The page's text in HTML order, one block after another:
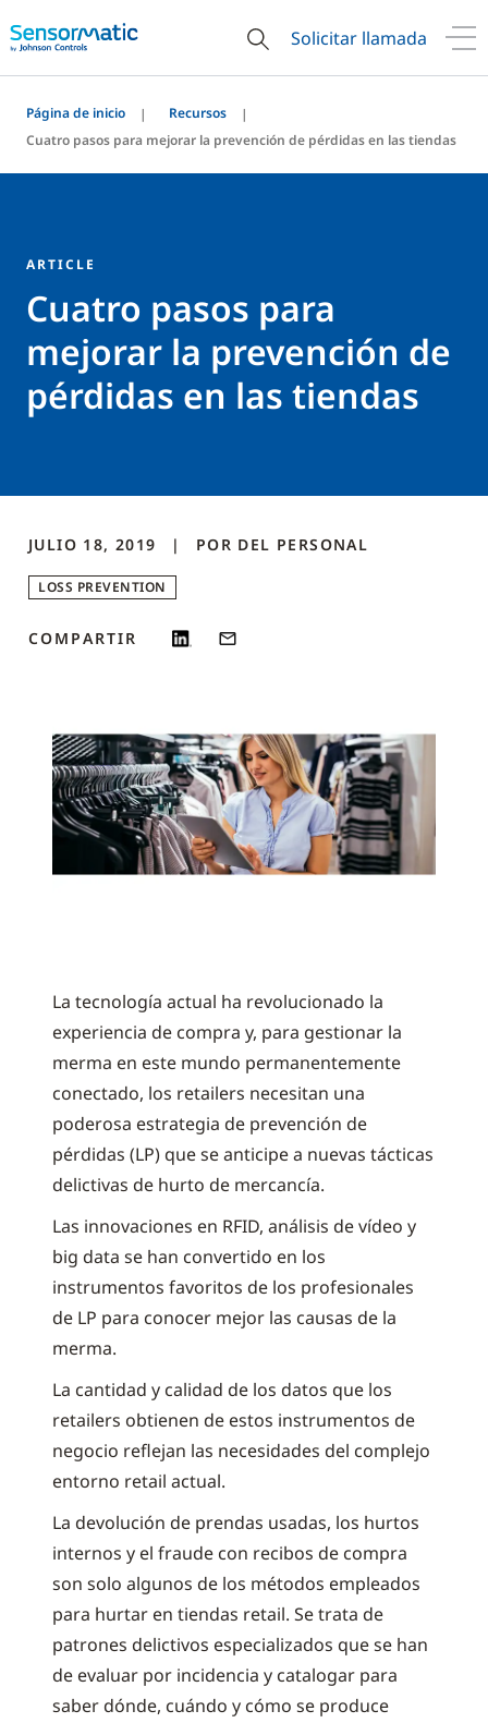
Solicitar llamada
Página de inicio
Recursos
Cuatro pasos para mejorar la prevención de pérdidas en las tiendas
ARTICLE
Cuatro pasos para
mejorar la prevención de
pérdidas en las tiendas
JULIO 18, 2019 POR DEL PERSONAL
LOSS PREVENTION
COMPARTIR
La tecnología actual ha revolucionado la
experiencia de compra y, para gestionar la
merma en este mundo permanentemente
conectado, los retailers necesitan una
poderosa estrategia de prevención de
pérdidas (LP) que se anticipe a nuevas tácticas
delictivas de hurto de mercancía.
Las innovaciones en RFID, análisis de vídeo y
big data se han convertido en los
instrumentos favoritos de los profesionales
de LP para conocer mejor las causas de la
merma.
La cantidad y calidad de los datos que los
retailers obtienen de estos instrumentos de
negocio reflejan las necesidades del complejo
entorno retail actual.
La devolución de prendas usadas, los hurtos
internos y el fraude con recibos de compra
son solo algunos de los métodos empleados
para hurtar en tiendas retail. Se trata de
patrones delictivos especializados que se han
de evaluar por incidencia y catalogar para
saber dónde, cuándo y cómo se produce